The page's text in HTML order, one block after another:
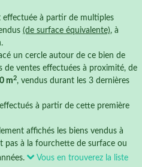
effectuée à partir de multiples
(de surface équivalente), à
un cercle autour de ce bien de
de ventes effectuées à proximité, de
m2, vendus durant les 3 dernières
à partir de cette première
affichés les biens vendus à
pas à la fourchette de surface ou
Vous en trouverez la liste